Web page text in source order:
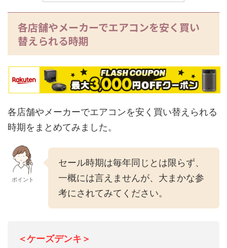
各店舗やメーカーでエアコンを安く買い
替えられる時期
各店舗やメーカーでエアコンを安く買い替えられる
時期をまとめてみました。
ポイント
セール時期は毎年同じとは限らず、
一概には言えませんが、大まかな参
考にされてみてください。
＜ケーズデンキ＞